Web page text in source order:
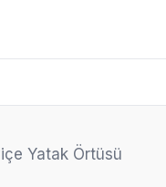
Yatak Örtüsü